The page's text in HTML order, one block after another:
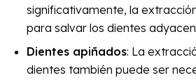
significativamente, la
para salvar los dientes
Dientes apiñados: La
dientes también puede ser